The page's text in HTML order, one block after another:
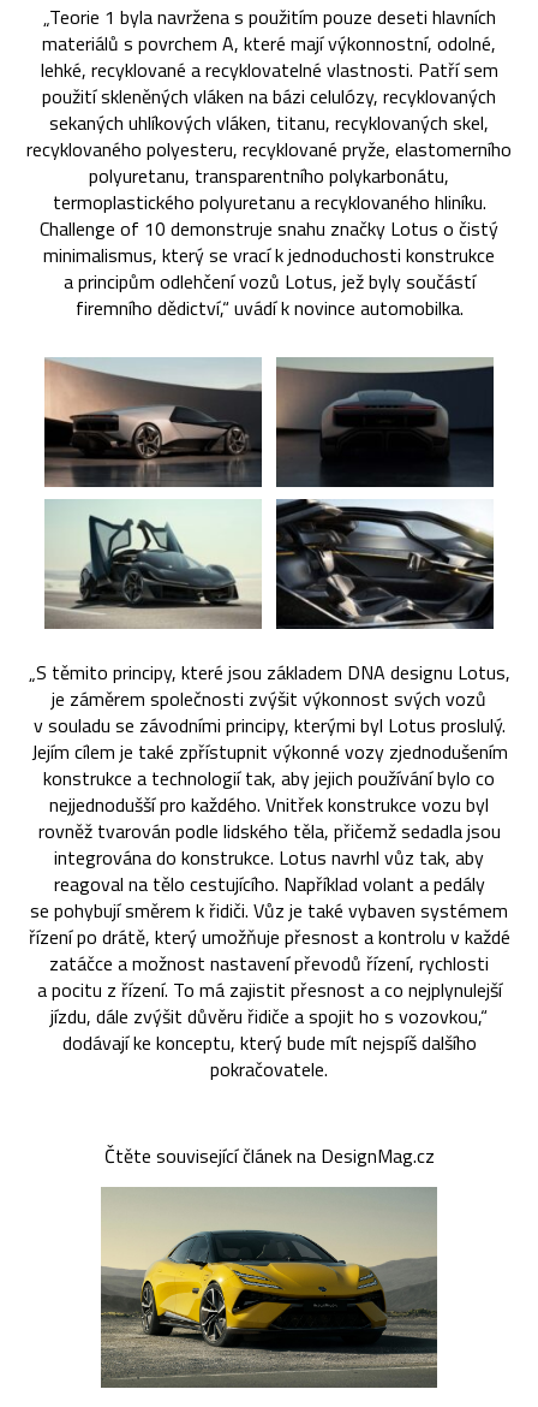
„Teorie 1 byla navržena s použitím pouze deseti hlavních
materiálů s povrchem A, které mají výkonnostní, odolné,
lehké, recyklované a recyklovatelné vlastnosti. Patří sem
použití skleněných vláken na bázi celulózy, recyklovaných
sekaných uhlíkových vláken, titanu, recyklovaných skel,
recyklovaného polyesteru, recyklované pryže, elastomerního
polyuretanu, transparentního polykarbonátu,
termoplastického polyuretanu a recyklovaného hliníku.
Challenge of 10 demonstruje snahu značky Lotus o čistý
minimalismus, který se vrací k jednoduchosti konstrukce
a principům odlehčení vozů Lotus, jež byly součástí
firemního dědictví,“ uvádí k novince automobilka.
„S těmito principy, které jsou základem DNA designu Lotus,
je záměrem společnosti zvýšit výkonnost svých vozů
v souladu se závodními principy, kterými byl Lotus proslulý.
Jejím cílem je také zpřístupnit výkonné vozy zjednodušením
konstrukce a technologií tak, aby jejich používání bylo co
nejjednodušší pro každého. Vnitřek konstrukce vozu byl
rovněž tvarován podle lidského těla, přičemž sedadla jsou
integrována do konstrukce. Lotus navrhl vůz tak, aby
reagoval na tělo cestujícího. Například volant a pedály
se pohybují směrem k řidiči. Vůz je také vybaven systémem
řízení po drátě, který umožňuje přesnost a kontrolu v každé
zatáčce a možnost nastavení převodů řízení, rychlosti
a pocitu z řízení. To má zajistit přesnost a co nejplynulejší
jízdu, dále zvýšit důvěru řidiče a spojit ho s vozovkou,“
dodávají ke konceptu, který bude mít nejspíš dalšího
pokračovatele.
Čtěte související článek na DesignMag.cz